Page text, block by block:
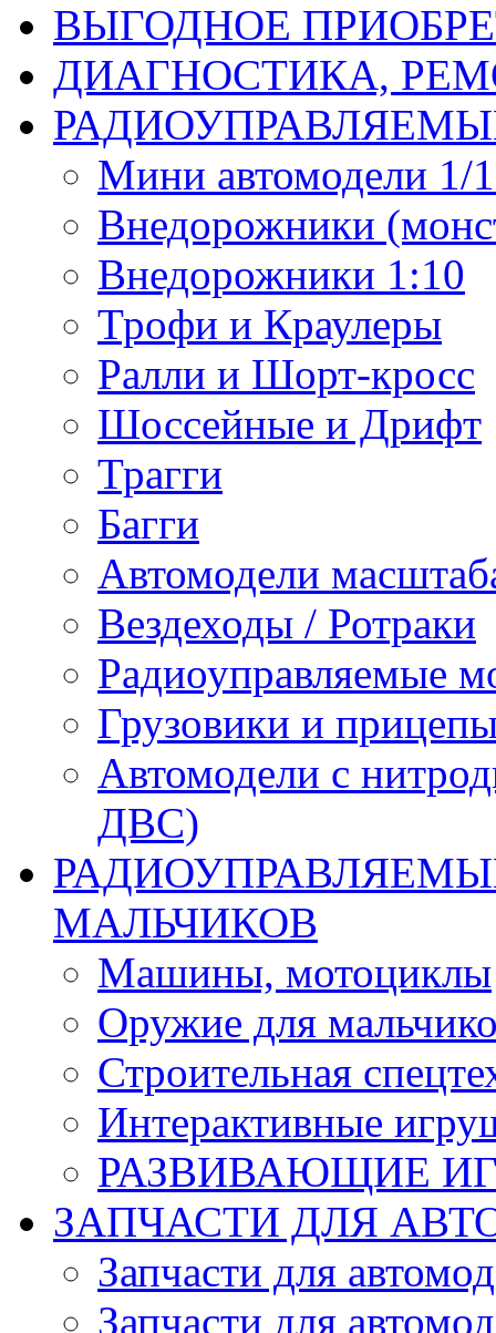
ВЫГОДНОЕ
ДИАГНОСТИКА,
Мини автомодели 1/
Внедорожники
Внедорожники 1:10
Трофи и Краулеры
Ралли и Шорт-кросс
Шоссейные и Дрифт
Трагги
Багги
Автомодели
Вездеходы / Ротраки
Радиоуправляемые
Грузовики и
Автомодели с
ДВС)
МАЛЬЧИКОВ
Машины, мотоциклы
Оружие для
Строительная
Интерактивные
РАЗВИВАЮЩИЕ
ЗАПЧАСТИ ДЛЯ
Запчасти для
Запчасти для